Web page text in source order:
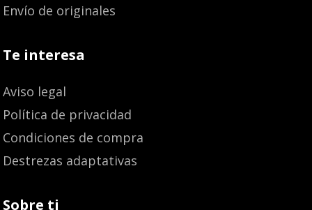
Envío de originales
Te interesa
Aviso legal
Política de privacidad
Condiciones de compra
Destrezas adaptativas
Sobre ti